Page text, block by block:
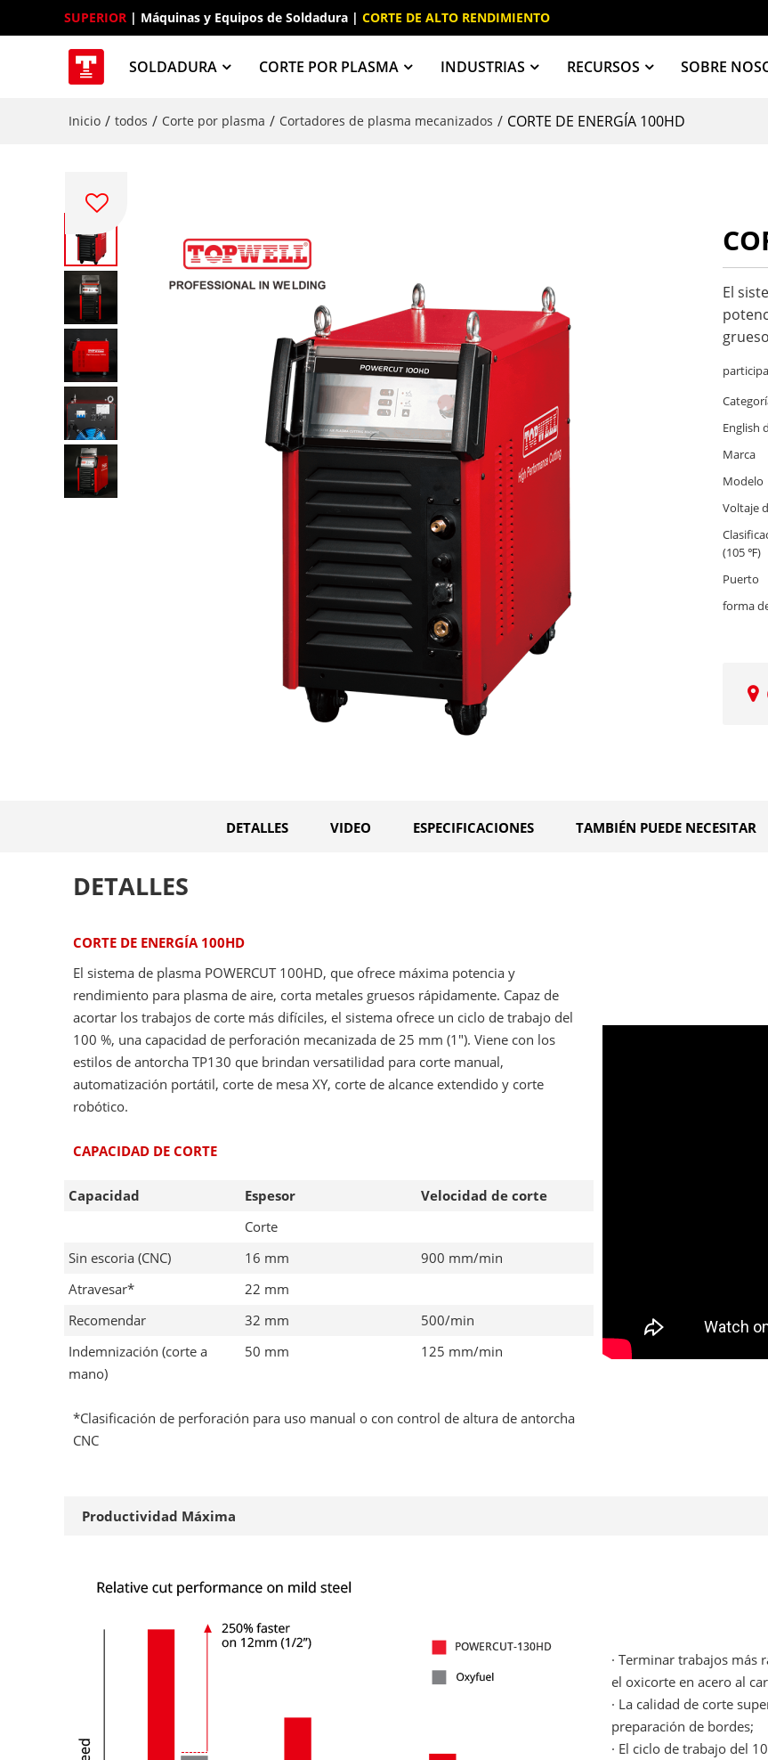
SUPERIOR | Máquinas y Equipos de Soldadura | CORTE DE ALTO RENDIMIENTO
SOLDADURA CORTE POR PLASMA INDUSTRIAS RECURSOS SOBRE
Inicio / todos / Corte por plasma / Cortadores de plasma mecanizados / CORTE DE ENERGÍA 100HD
El
English
Marca
Modelo
Voltaje
(105 ℉)
Puerto
forma
DETALLES VIDEO ESPECIFICACIONES TAMBIÉN PUEDE NECESITAR
DETALLES
CORTE DE ENERGÍA 100HD
El sistema de plasma POWERCUT 100HD, que ofrece máxima potencia y
rendimiento para plasma de aire, corta metales gruesos rápidamente. Capaz de
acortar los trabajos de corte más difíciles, el sistema ofrece un ciclo de trabajo del
100 %, una capacidad de perforación mecanizada de 25 mm (1″). Viene con los
estilos de antorcha TP130 que brindan versatilidad para corte manual,
automatización portátil, corte de mesa XY, corte de alcance extendido y corte
robótico.
CAPACIDAD DE CORTE
Capacidad Espesor
Velocidad de corte
Corte
Sin escoria (CNC)
16 mm
900 mm/min
Atravesar*
22 mm
Recomendar
32 mm
500/min
Indemnización (corte a
mano)
50 mm 125 mm/min
*Clasificación de perforación para uso manual o con control de altura de antorcha
CNC
Productividad Máxima
· Terminar trabajos más
el oxicorte en acero al
· La calidad de corte
preparación de bordes;
· El ciclo de trabajo del